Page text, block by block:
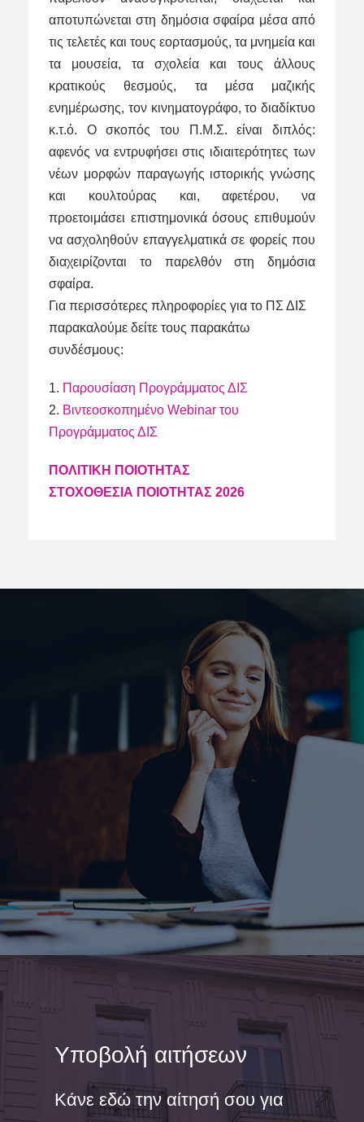
αποτυπώνεται στη δημόσια σφαίρα μέσα από
τις τελετές και τους εορτασμούς, τα μνημεία και
τα μουσεία, τα σχολεία και τους άλλους
κρατικούς θεσμούς, τα μέσα μαζικής
ενημέρωσης, τον κινηματογράφο, το διαδίκτυο
κ.τ.ό. Ο σκοπός του Π.Μ.Σ. είναι διπλός:
αφενός να εντρυφήσει στις ιδιαιτερότητες των
νέων μορφών παραγωγής ιστορικής γνώσης
και κουλτούρας και, αφετέρου, να
προετοιμάσει επιστημονικά όσους επιθυμούν
να ασχοληθούν επαγγελματικά σε φορείς που
διαχειρίζονται το παρελθόν στη δημόσια
σφαίρα.
Για περισσότερες πληροφορίες για το ΠΣ ΔΙΣ
παρακαλούμε δείτε τους παρακάτω
συνδέσμους:
1. Παρουσίαση Προγράμματος ΔΙΣ
2. Βιντεοσκοπημένο Webinar του
Προγράμματος ΔΙΣ
ΠΟΛΙΤΙΚΗ ΠΟΙΟΤΗΤΑΣ
ΣΤΟΧΟΘΕΣΙΑ ΠΟΙΟΤΗΤΑΣ 2026
Υποβολή αιτήσεων
Κάνε εδώ την αίτησή σου για